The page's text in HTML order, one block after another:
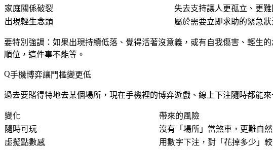
家庭關係破裂
失去支持讓人更孤立、更難
出現輕生念頭
屬於需要立即求助的緊急狀
要特別強調：如果出現持續低落、覺得活著沒意義，或有自我傷害、輕生
順位，這件事不能等。
手機博弈讓門檻變更低
過去要賭得特地去某個場所，現在手機裡的博弈遊戲、線上下注隨時都能來
變化
帶來的風險
隨時可玩
沒有「場所」當煞車，更難自
虛擬點數感
用數字下注，對「花掉多少」